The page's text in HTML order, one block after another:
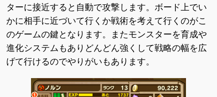
ターに接近すると自動で攻撃します。ボード上でい
かに相手に近づいて行くか戦術を考えて行くのがこ
のゲームの鍵となります。またモンスターを育成や
進化システムもありどんどん強くして戦略の幅を広
げて行けるのでやりがいもあります。